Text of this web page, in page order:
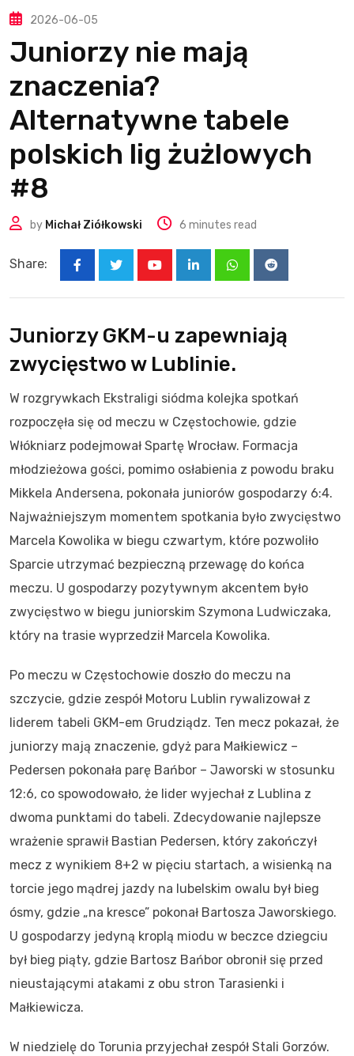
2026-06-05
Juniorzy nie mają
znaczenia?
Alternatywne tabele
polskich lig żużlowych
#8
by Michał Ziółkowski 6 minutes read
Share:
LinkedInWhatsappReddit
Juniorzy GKM-u zapewniają
zwycięstwo w Lublinie.
W rozgrywkach Ekstraligi siódma kolejka spotkań
rozpoczęła się od meczu w Częstochowie, gdzie
Włókniarz podejmował Spartę Wrocław. Formacja
młodzieżowa gości, pomimo osłabienia z powodu braku
Mikkela Andersena, pokonała juniorów gospodarzy 6:4.
Najważniejszym momentem spotkania było zwycięstwo
Marcela Kowolika w biegu czwartym, które pozwoliło
Sparcie utrzymać bezpieczną przewagę do końca
meczu. U gospodarzy pozytywnym akcentem było
zwycięstwo w biegu juniorskim Szymona Ludwiczaka,
który na trasie wyprzedził Marcela Kowolika.
Po meczu w Częstochowie doszło do meczu na
szczycie, gdzie zespół Motoru Lublin rywalizował z
liderem tabeli GKM-em Grudziądz. Ten mecz pokazał, że
juniorzy mają znaczenie, gdyż para Małkiewicz –
Pedersen pokonała parę Bańbor – Jaworski w stosunku
12:6, co spowodowało, że lider wyjechał z Lublina z
dwoma punktami do tabeli. Zdecydowanie najlepsze
wrażenie sprawił Bastian Pedersen, który zakończył
mecz z wynikiem 8+2 w pięciu startach, a wisienką na
torcie jego mądrej jazdy na lubelskim owalu był bieg
ósmy, gdzie „na kresce” pokonał Bartosza Jaworskiego.
U gospodarzy jedyną kroplą miodu w beczce dziegciu
był bieg piąty, gdzie Bartosz Bańbor obronił się przed
nieustającymi atakami z obu stron Tarasienki i
Małkiewicza.
W niedzielę do Torunia przyjechał zespół Stali Gorzów.